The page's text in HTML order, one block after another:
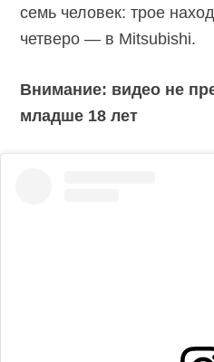
семь человек: трое
четверо — в Mitsubishi.
Внимание: видео не
младше 18 лет